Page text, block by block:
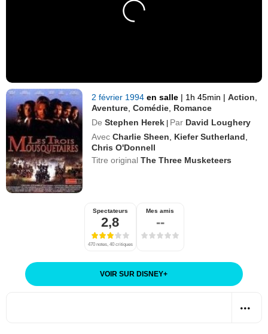
2 février 1994en salle | 1h 45min | Action
Aventure ,Comédie Romance
De Stephen Herek | Par David Loughery
Avec Charlie Sheen Kiefer Sutherland
Chris O'Donnell
Titre originalThe Three Musketeers
Spectateurs
2,8
470 notes, 40 critiques
Mes amis
--
VOIR SUR DISNEY+